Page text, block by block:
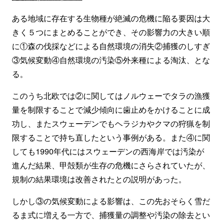
ある地域に存在する生物種が絶滅の危機に陥る要因は大
きく５つにまとめることができ、その影響力の大きい順
に①森の伐採などによる自然環境の消失②捕獲のしすぎ
③気候変動④自然環境の汚染⑤外来種による淘汰、とな
る。
このうち北欧では②に関してはノルウェーでタラの漁獲
量を制限することで減少傾向に歯止めをかけることに成
功し、またスウェーデンでもヘラジカやクマの狩猟を制
限することで持ち直したという事例がある。また④に関
しても1990年代にはスウェーデンの西海岸では汚染が
進んだ結果、甲殻類が生存の危機にさらされていたが、
規制の結果環境は改善されたとの説明があった。
しかし③の気候変動による影響は、この先おそらく雪だ
るま式に増える一方で、捕獲量の調整や汚染の除去とい